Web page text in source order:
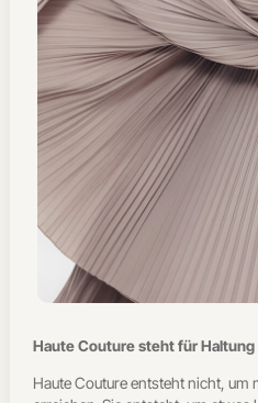
Haute Couture steht für
Haute Couture entsteht nicht,